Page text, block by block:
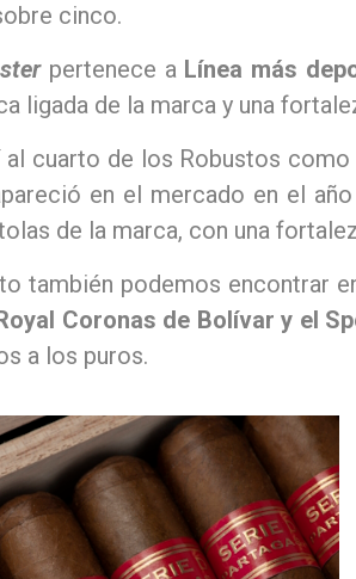
cinco.
pertenece a Línea más
ligada de la marca y una
cuarto de los Robustos como
en el mercado en el
de la marca, con una
también podemos encontrar
Coronas de Bolívar y el
a los puros.